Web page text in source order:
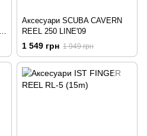
Аксесуари SCUBA CAVERN
REEL 250 LINE'09
1 549 грн 1 949 грн